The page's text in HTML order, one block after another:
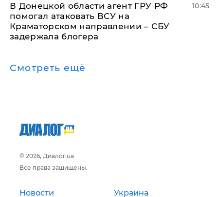
В Донецкой области агент ГРУ РФ
помогал атаковать ВСУ на
Краматорском направлении – СБУ
задержала блогера
10:45
Смотреть ещё
© 2026, Диалог.ua
Все права защищены.
Новости Украина